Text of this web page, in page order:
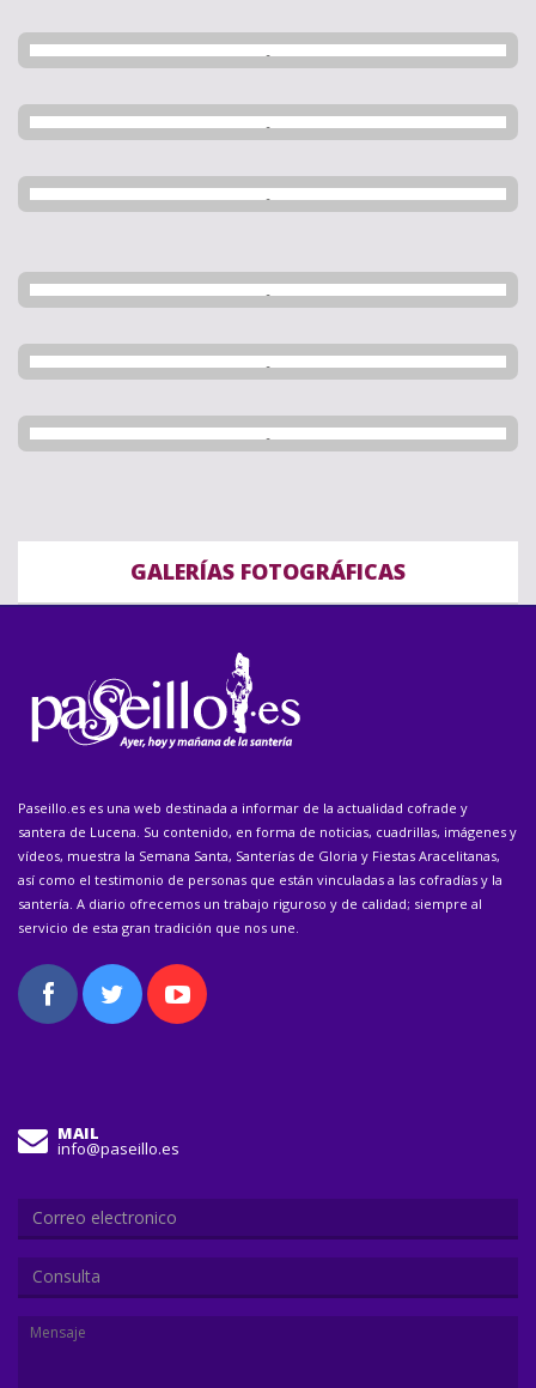
GALERÍAS FOTOGRÁFICAS
Paseillo.es es una web destinada a informar de la actualidad cofrade y
santera de Lucena. Su contenido, en forma de noticias, cuadrillas, imágenes y
vídeos, muestra la Semana Santa, Santerías de Gloria y Fiestas Aracelitanas,
así como el testimonio de personas que están vinculadas a las cofradías y la
santería. A diario ofrecemos un trabajo riguroso y de calidad; siempre al
servicio de esta gran tradición que nos une.
MAIL
info@paseillo.es
Consulta